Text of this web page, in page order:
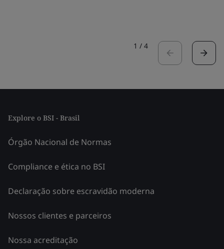
1 / 4
Explore o BSI - Brasil
Órgão Nacional de Normas
Compliance e ética no BSI
Declaração sobre escravidão moderna
Nossos clientes e parceiros
Nossa acreditação